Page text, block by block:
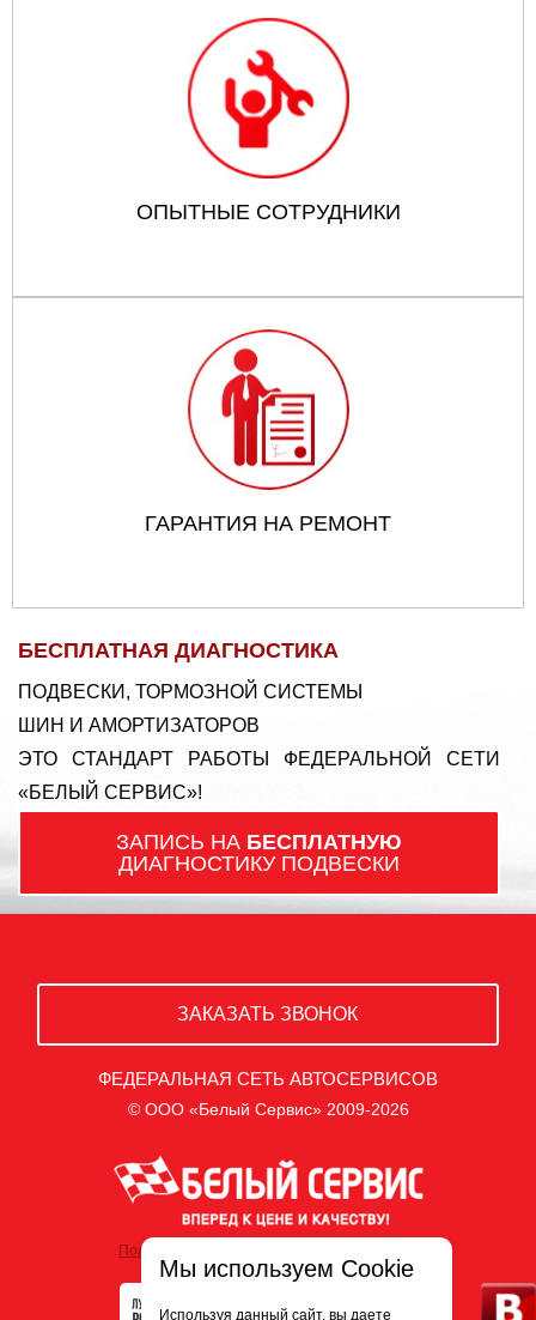
ОПЫТНЫЕ СОТРУДНИКИ
ГАРАНТИЯ НА РЕМОНТ
БЕСПЛАТНАЯ ДИАГНОСТИКА
ПОДВЕСКИ, ТОРМОЗНОЙ СИСТЕМЫ
ШИН И АМОРТИЗАТОРОВ
ЭТО СТАНДАРТ РАБОТЫ ФЕДЕРАЛЬНОЙ СЕТИ
«БЕЛЫЙ СЕРВИС»!
ЗАПИСЬ НА БЕСПЛАТНУЮ
ДИАГНОСТИКУ ПОДВЕСКИ
ЗАКАЗАТЬ ЗВОНОК
ФЕДЕРАЛЬНАЯ СЕТЬ АВТОСЕРВИСОВ
© ООО «Белый Сервис» 2009-2026
Политика обработки персональных данных
Мы используем Cookie
Используя данный сайт, вы даете